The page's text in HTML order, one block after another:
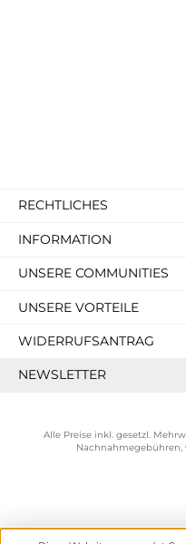
RECHTLICHES
INFORMATION
UNSERE COMMUNITIES
UNSERE VORTEILE
WIDERRUFSANTRAG
NEWSLETTER
Alle Preise inkl. gesetzl.
Nachnahmegebühren,